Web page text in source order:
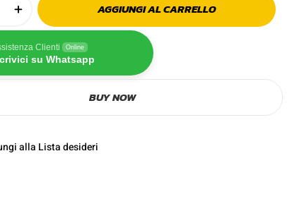
AGGIUNGI AL CARRELLO
Clienti Online
su Whatsapp
BUY NOW
alla Lista desideri